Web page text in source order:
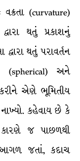
(curvature)
થતું પ્રકાશનું
થતું પરાવર્તન
(spherical) અને
એણે ભૂમિતીય
નાખ્યો. કહેવાય છે કે
જ પાછળથી
જતાં, કદાચ